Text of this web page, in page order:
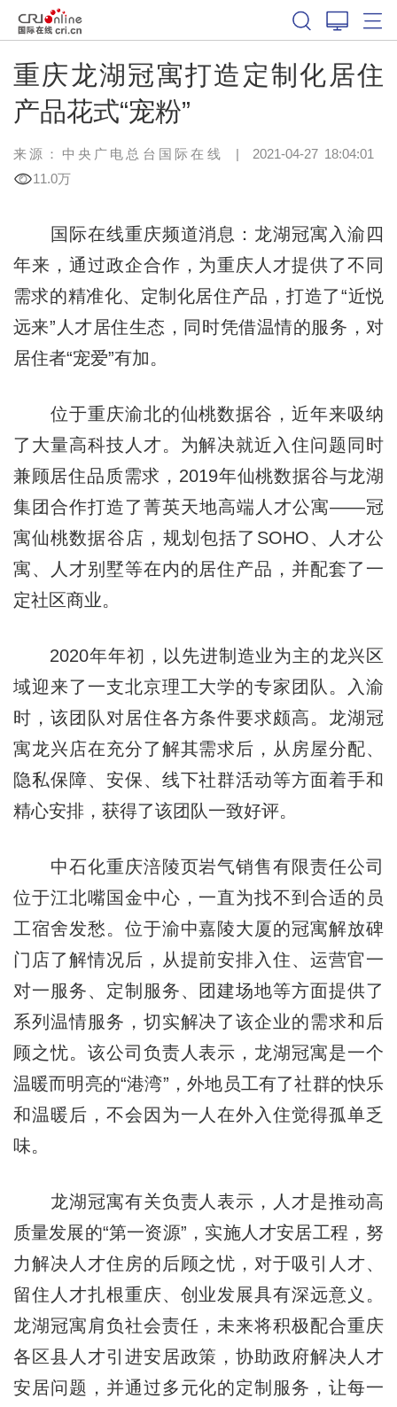
重庆龙湖冠寓打造定制化居住
产品花式“宠粉”
来源： 中央广电总台国际在线 | 2021-04-27 18:04:01
11.0万
国际在线重庆频道消息：龙湖冠寓入渝四
年来，通过政企合作，为重庆人才提供了不同
需求的精准化、定制化居住产品，打造了“近悦
远来”人才居住生态，同时凭借温情的服务，对
居住者“宠爱”有加。
位于重庆渝北的仙桃数据谷，近年来吸纳
了大量高科技人才。为解决就近入住问题同时
兼顾居住品质需求，2019年仙桃数据谷与龙湖
集团合作打造了菁英天地高端人才公寓——冠
寓仙桃数据谷店，规划包括了SOHO、人才公
寓、人才别墅等在内的居住产品，并配套了一
定社区商业。
2020年年初，以先进制造业为主的龙兴区
域迎来了一支北京理工大学的专家团队。入渝
时，该团队对居住各方条件要求颇高。龙湖冠
寓龙兴店在充分了解其需求后，从房屋分配、
隐私保障、安保、线下社群活动等方面着手和
精心安排，获得了该团队一致好评。
中石化重庆涪陵页岩气销售有限责任公司
位于江北嘴国金中心，一直为找不到合适的员
工宿舍发愁。位于渝中嘉陵大厦的冠寓解放碑
门店了解情况后，从提前安排入住、运营官一
对一服务、定制服务、团建场地等方面提供了
系列温情服务，切实解决了该企业的需求和后
顾之忧。该公司负责人表示，龙湖冠寓是一个
温暖而明亮的“港湾”，外地员工有了社群的快乐
和温暖后，不会因为一人在外入住觉得孤单乏
味。
龙湖冠寓有关负责人表示，人才是推动高
质量发展的“第一资源”，实施人才安居工程，努
力解决人才住房的后顾之忧，对于吸引人才、
留住人才扎根重庆、创业发展具有深远意义。
龙湖冠寓肩负社会责任，未来将积极配合重庆
各区县人才引进安居政策，协助政府解决人才
安居问题，并通过多元化的定制服务，让每一